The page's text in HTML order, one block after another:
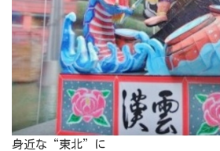
身近な“東北”に